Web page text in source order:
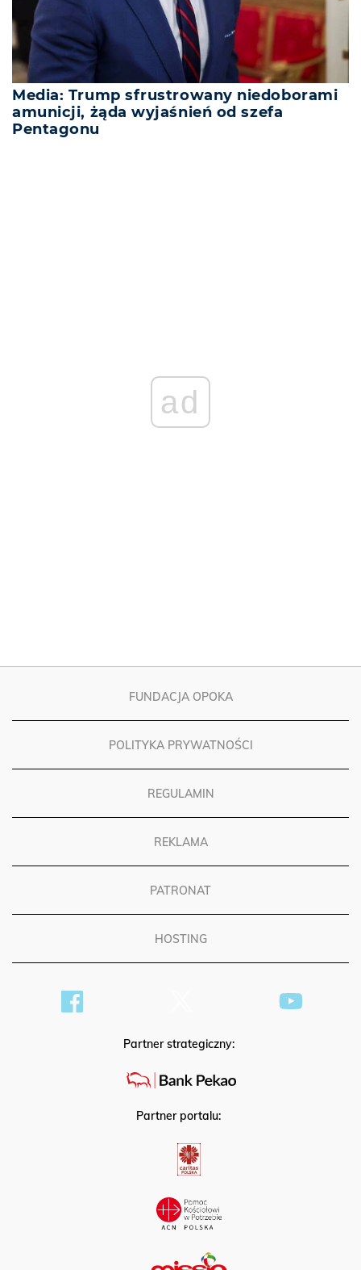
Media: Trump sfrustrowany niedoborami
amunicji, żąda wyjaśnień od szefa
Pentagonu
FUNDACJA OPOKA
POLITYKA PRYWATNOŚCI
REGULAMIN
REKLAMA
PATRONAT
HOSTING
Partner strategiczny:
Partner portalu: